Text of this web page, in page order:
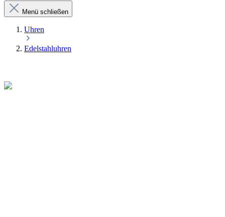
Menü schließen
Uhren
Edelstahluhren